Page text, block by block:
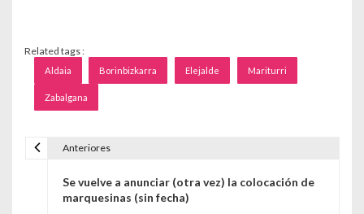
Related tags :
Aldaia Borinbizkarra Elejalde Mariturri
Zabalgana
Anteriores
Se vuelve a anunciar (otra vez) la colocación de
marquesinas (sin fecha)